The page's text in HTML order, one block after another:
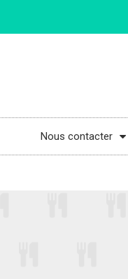
Nous contacter